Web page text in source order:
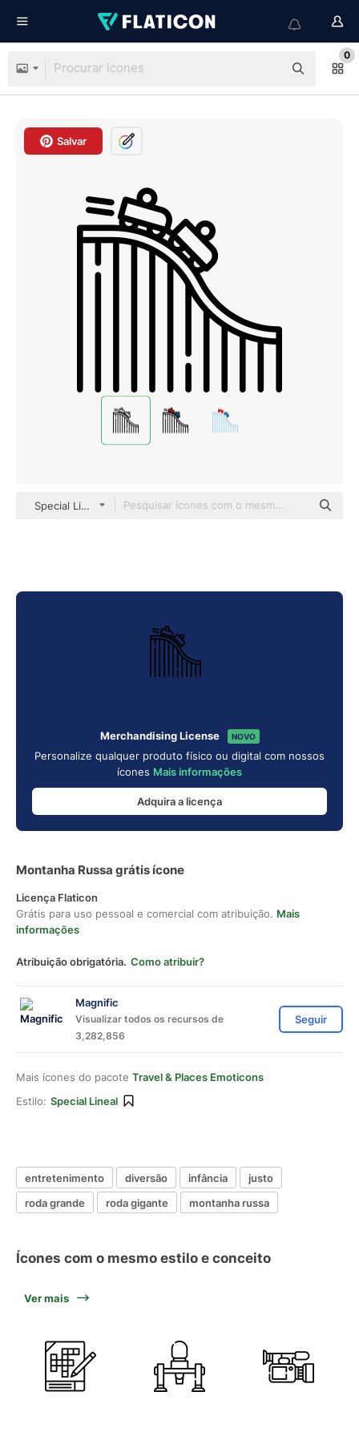
0
Salvar
Special Lineal
Merchandising License NOVO
Personalize qualquer produto físico ou digital com nossos
ícones Mais informações
Adquira a licença
Montanha Russa grátis ícone
Licença Flaticon
Grátis para uso pessoal e comercial com atribuição. Mais
informações
Atribuição obrigatória. Como atribuir?
Magnific
Visualizar todos os recursos de
3,282,856
Seguir
Mais ícones do pacote Travel & Places Emoticons
Estilo: Special Lineal
entretenimento diversão infância
justo
roda grande
roda gigante montanha russa
Ícones com o mesmo estilo e conceito
Ver mais